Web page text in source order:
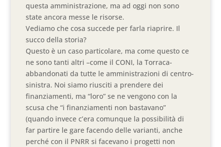
questa amministrazione, ma ad oggi non sono
state ancora messe le risorse.
Vediamo che cosa succede per farla riaprire. Il
succo della storia?
Questo è un caso particolare, ma come questo ce
ne sono tanti altri –come il CONI, la Torraca-
abbandonati da tutte le amministrazioni di centro-
sinistra. Noi siamo riusciti a prendere dei
finanziamenti, ma “loro” se ne vengono con la
scusa che “i finanziamenti non bastavano”
(quando invece c’era comunque la possibilità di
far partire le gare facendo delle varianti, anche
perché con il PNRR si facevano i progetti non